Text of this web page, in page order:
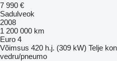
7 990 €
Sadulveok
2008
1 200 000 km
Euro 4
Võimsus 420 h.j. (309 kW) Telje
vedru/pneumo